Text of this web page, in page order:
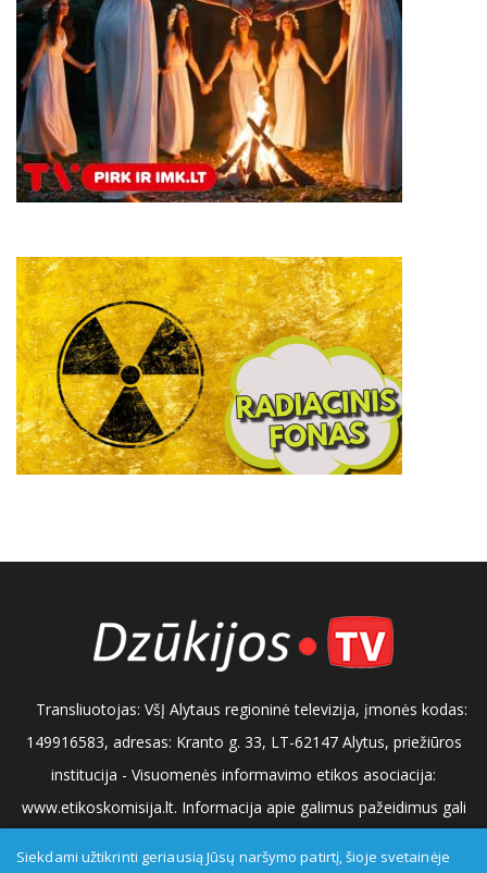
Transliuotojas: VšĮ Alytaus regioninė televizija, įmonės kodas:
149916583, adresas: Kranto g. 33, LT-62147 Alytus, priežiūros
institucija - Visuomenės informavimo etikos asociacija:
www.etikoskomisija.lt. Informacija apie galimus pažeidimus gali
Siekdami užtikrinti geriausią Jūsų naršymo patirtį, šioje svetainėje